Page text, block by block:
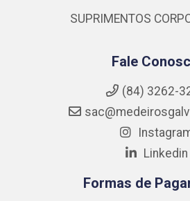
SUPRIMENTOS
Fale
(84) 3262-
Linkedin
Formas de